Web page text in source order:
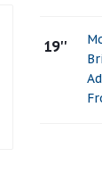
19''